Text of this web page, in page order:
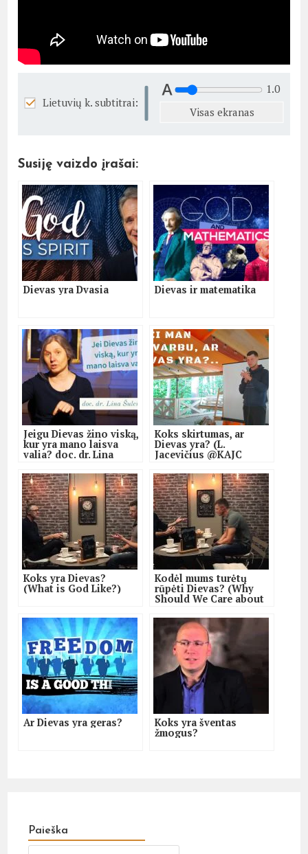
Lietuvių k. subtitrai:
1.0
Visas ekranas
Susiję vaizdo įrašai:
Dievas yra Dvasia Dievas ir matematika
Jeigu Dievas žino viską,
kur yra mano laisva
valia? doc. dr. Lina
Koks skirtumas, ar
Dievas yra? (L.
Jacevičius @KAJC
Koks yra Dievas?
(What is God Like?)
Kodėl mums turėtų
rūpėti Dievas? (Why
Should We Care about
Ar Dievas yra geras? Koks yra šventas
žmogus?
Paieška